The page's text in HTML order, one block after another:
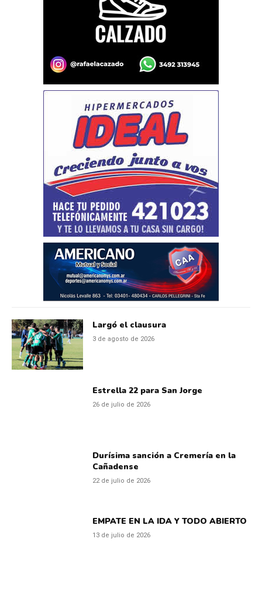
Largó el clausura
3 de agosto de 2026
Estrella 22 para San Jorge
26 de julio de 2026
Durísima sanción a Cremería en la
Cañadense
22 de julio de 2026
EMPATE EN LA IDA Y TODO ABIERTO
13 de julio de 2026